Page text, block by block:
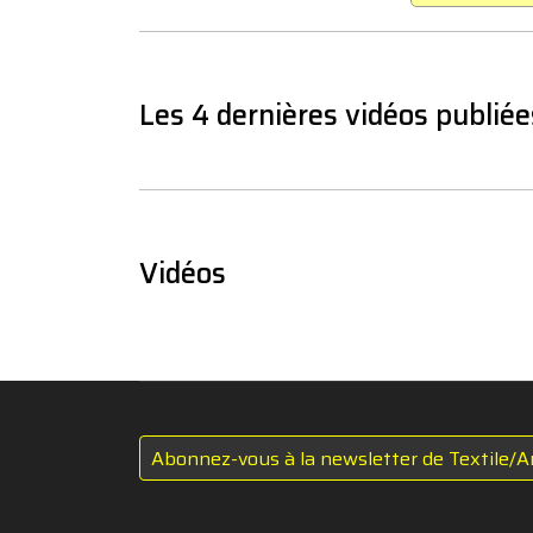
Les 4 dernières vidéos
Vidéos
Abonnez-vous à la newsletter de Textile/